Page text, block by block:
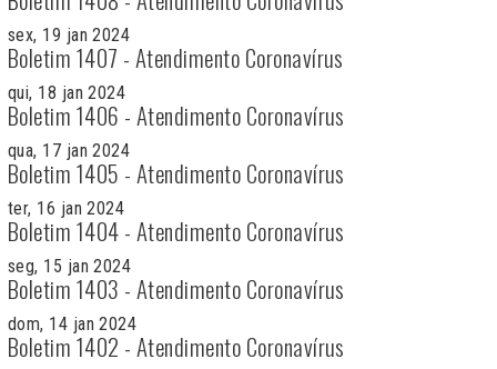
sex, 19 jan 2024
Boletim 1407 - Atendimento Coronavírus
qui, 18 jan 2024
Boletim 1406 - Atendimento Coronavírus
qua, 17 jan 2024
Boletim 1405 - Atendimento Coronavírus
ter, 16 jan 2024
Boletim 1404 - Atendimento Coronavírus
seg, 15 jan 2024
Boletim 1403 - Atendimento Coronavírus
dom, 14 jan 2024
Boletim 1402 - Atendimento Coronavírus